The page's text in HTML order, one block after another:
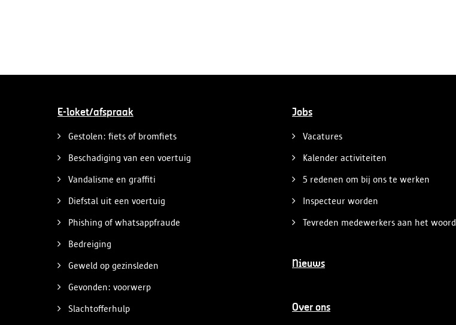
E-loket/afspraak
Gestolen: fiets of bromfiets
Beschadiging van een voertuig
Vandalisme en graffiti
Diefstal uit een voertuig
Phishing of whatsappfraude
Bedreiging
Geweld op gezinsleden
Gevonden: voorwerp
Slachtofferhulp
Jobs
Vacatures
Kalender activiteiten
5 redenen om bij ons te werken
Inspecteur worden
Tevreden medewerkers aan het woord
Nieuws
Over ons